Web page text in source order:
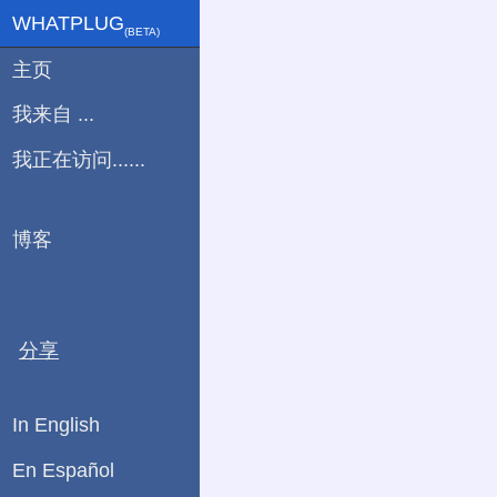
WHATPLUG(ΒETA)
主页
我来自 ...
我正在访问......
博客
分享
In English
En Español